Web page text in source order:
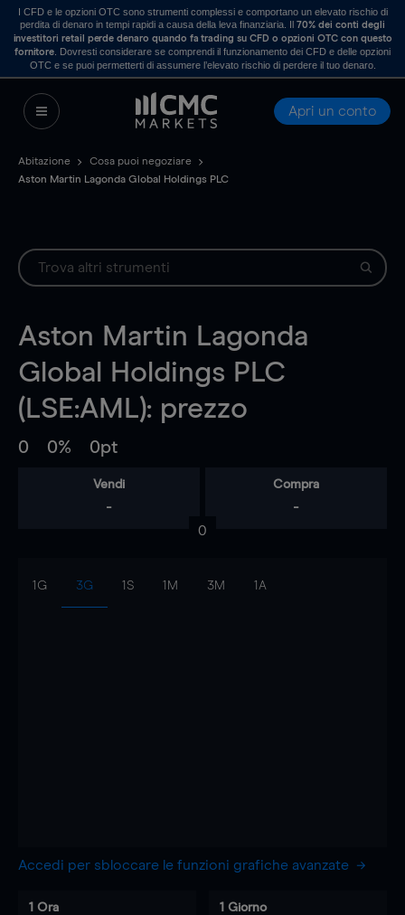
I CFD e le opzioni OTC sono strumenti complessi e comportano un elevato rischio di
perdita di denaro in tempi rapidi a causa della leva finanziaria. Il70% dei conti degli
investitori retail perde denaro quando fa trading su CFD o opzioni OTC con questo
fornitore . Dovresti considerare se comprendi il funzionamento dei CFD e delle opzioni
OTC e se puoi permetterti di assumere l’elevato rischio di perdere il tuo denaro.
Apri un conto
Abitazione
Cosa puoi negoziare
Aston Martin Lagonda Global Holdings PLC
Aston Martin Lagonda
Global Holdings PLC
(LSE:AML): prezzo
0 0% 0pt
Vendi
-
Compra
-
0
1G 3G 1S 1M 3M 1A
Accedi per sbloccare le funzioni grafiche avanzate
1 Ora 1 Giorno